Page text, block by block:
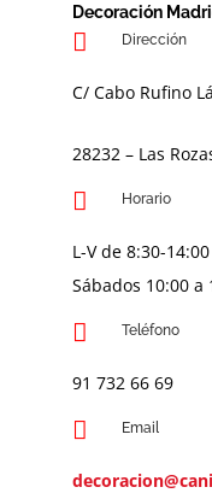
Decoración
Dirección
C/ Cabo Rufino
28232 – Las
Horario
L-V de 8:30-
Sábados 10:00 a
Teléfono
91 732 66 69
Email